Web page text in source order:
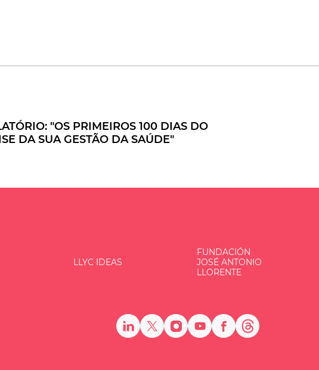
"OS PRIMEIROS 100 DIAS DO
DA SUA GESTÃO DA SAÚDE"
LLYC IDEAS
FUNDACIÓN
JOSÉ ANTONIO
LLORENTE